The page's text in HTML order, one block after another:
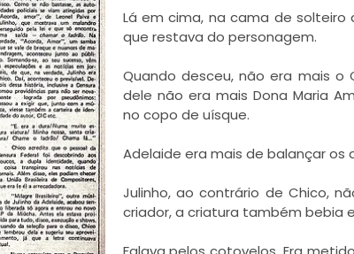
Lá em cima, na cama de solteiro
que restava do personagem.
Quando desceu, não era mais o
dele não era mais Dona Maria
no copo de uísque.
Adelaide era mais de balançar os
Julinho, ao contrário deChico,
criador, a criatura também bebia